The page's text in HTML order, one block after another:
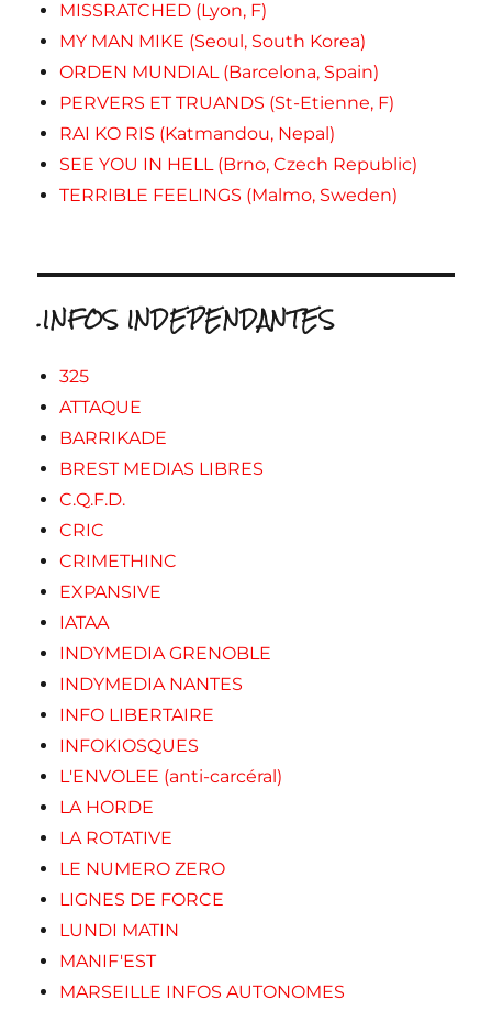
MISSRATCHED (Lyon, F)
MY MAN MIKE (Seoul, South Korea)
ORDEN MUNDIAL (Barcelona, Spain)
PERVERS ET TRUANDS (St-Etienne, F)
RAI KO RIS (Katmandou, Nepal)
SEE YOU IN HELL (Brno, Czech Republic)
TERRIBLE FEELINGS (Malmo, Sweden)
.INFOS INDEPENDANTES
325
ATTAQUE
BARRIKADE
BREST MEDIAS LIBRES
C.Q.F.D.
CRIC
CRIMETHINC
EXPANSIVE
IATAA
INDYMEDIA GRENOBLE
INDYMEDIA NANTES
INFO LIBERTAIRE
INFOKIOSQUES
L'ENVOLEE (anti-carcéral)
LA HORDE
LA ROTATIVE
LE NUMERO ZERO
LIGNES DE FORCE
LUNDI MATIN
MANIF'EST
MARSEILLE INFOS AUTONOMES